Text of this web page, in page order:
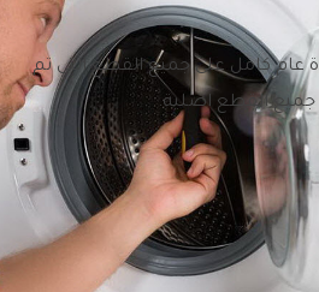
كامل على جميع القطع التى تم
القطع اصلية.